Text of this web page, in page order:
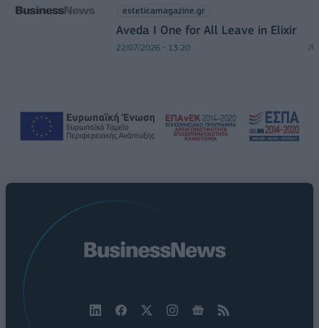
esteticamagazine.gr
Aveda I One for All Leave in Elixir
22/07/2026 - 13:20